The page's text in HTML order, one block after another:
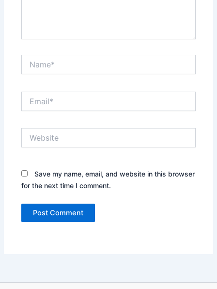
Save my name, email, and website in this browser
for the next time I comment.